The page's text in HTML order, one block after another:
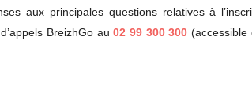
aux principales questions relatives à
BreizhGo au02 99 300 300 (accessible